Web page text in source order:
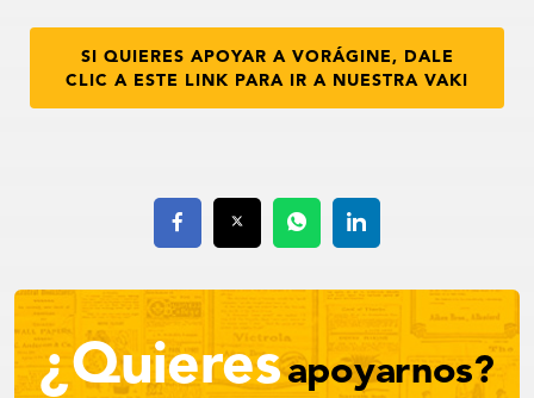
SI QUIERES APOYAR A VORÁGINE, DALE
CLIC A ESTE LINK PARA IR A NUESTRA VAKI
¿Quieresapoyarnos?